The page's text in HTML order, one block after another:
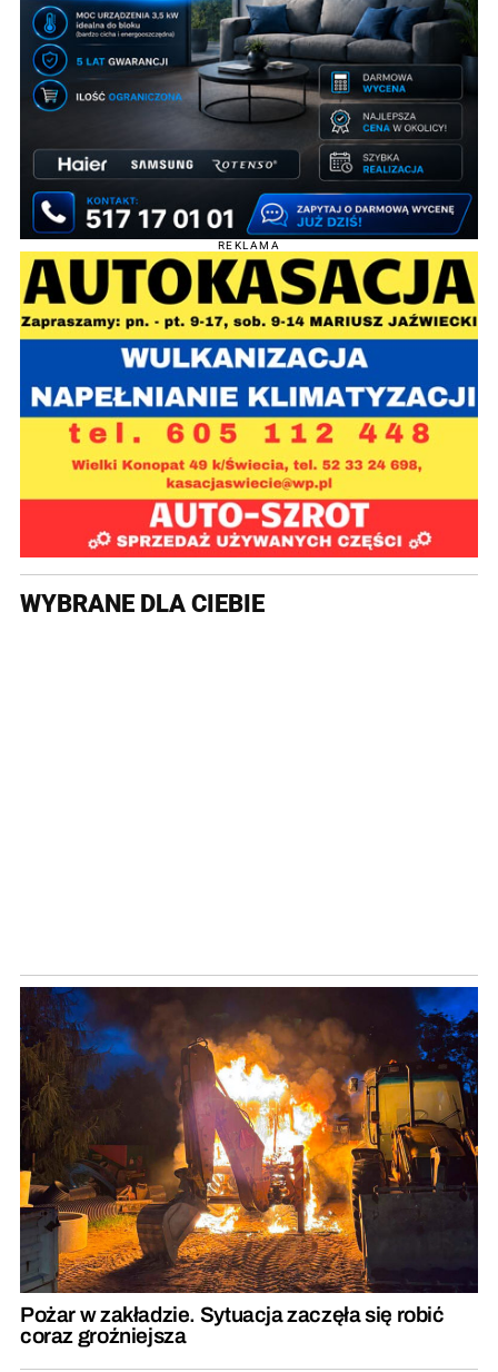
REKLAMA
WYBRANE DLA CIEBIE
Pożar w zakładzie. Sytuacja zaczęła się robić
coraz groźniejsza